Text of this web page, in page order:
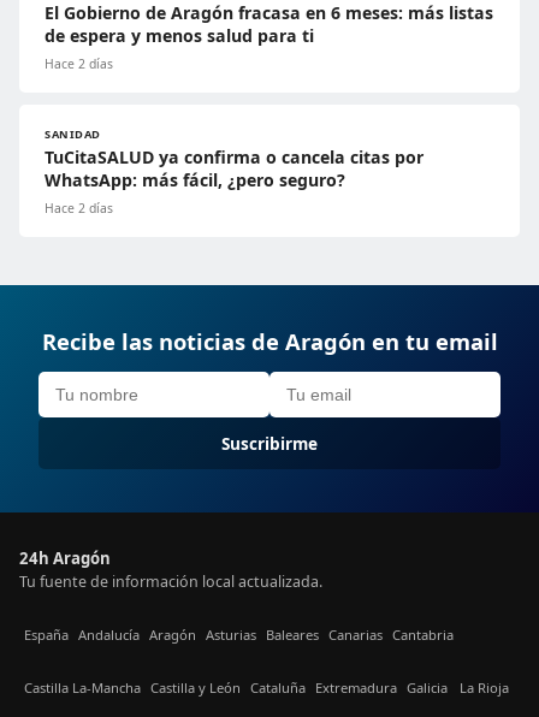
El Gobierno de Aragón fracasa en 6 meses: más listas
de espera y menos salud para ti
Hace 2 días
SANIDAD
TuCitaSALUD ya confirma o cancela citas por
WhatsApp: más fácil, ¿pero seguro?
Hace 2 días
Recibe las noticias de Aragón en tu email
Suscribirme
24h Aragón
Tu fuente de información local actualizada.
España Andalucía Aragón Asturias Baleares Canarias Cantabria
Castilla La-Mancha Castilla y León Cataluña Extremadura Galicia La Rioja